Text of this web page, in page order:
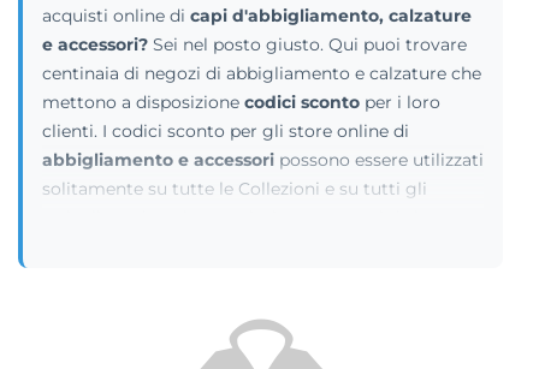
acquisti online di capi d'abbigliamento, calzature
e accessori? Sei nel posto giusto. Qui puoi trovare
centinaia di negozi di abbigliamento e calzature che
mettono a disposizione codici sconto per i loro
clienti. I codici sconto per gli store online di
abbigliamento e accessori possono essere utilizzati
solitamente su tutte le Collezioni e su tutti gli
abbigliamento e scarperichiedono, nella maggior
parte dei casi (ma non sempre), una soglia di spesa